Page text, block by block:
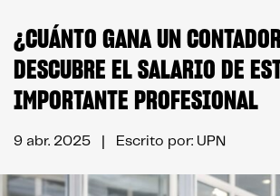
¿CUÁNTO GANA UN
DESCUBRE EL SALARIO DE
IMPORTANTE PROFESIONAL
9 abr. 2025 | Escrito por: UPN